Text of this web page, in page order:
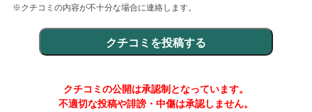
※クチコミの内容が不十分な場合に連絡します。
クチコミの公開は承認制となっています。
不適切な投稿や誹謗・中傷は承認しません。